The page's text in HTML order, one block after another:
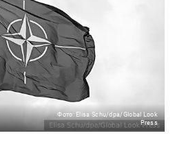
Фото: Elisa Schu/dpa/Global Look
Press